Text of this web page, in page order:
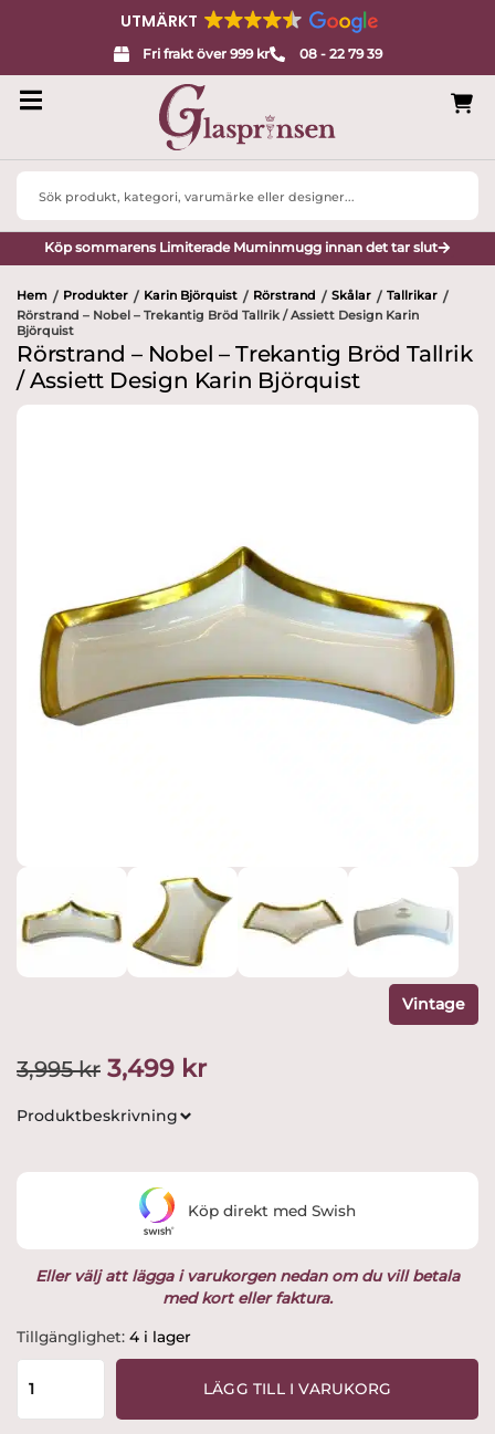
UTMÄRKT
Fri frakt över 999 kr 08 - 22 79 39
Search
Köp sommarens Limiterade Muminmugg innan det tar slut
Hem / Produkter / Karin Björquist / Rörstrand / Skålar / Tallrikar /
Rörstrand – Nobel – Trekantig Bröd Tallrik / Assiett Design Karin
Björquist
Rörstrand – Nobel – Trekantig Bröd Tallrik
/ Assiett Design Karin Björquist
Vintage
3,995kr Det
ursprungliga
var:
3,995 kr.
3,499 krDet
3,499 kr.
Produktbeskrivning
Eller välj att lägga i varukorgen nedan om du vill betala
med kort eller faktura.
Tillgänglighet: 4 i lager
Rörstrand
-
Nobel
Trekantig
LÄGG TILL I VARUKORG
Köp direkt med Swish